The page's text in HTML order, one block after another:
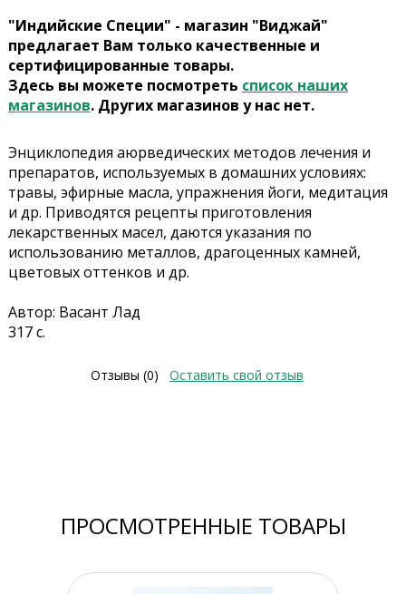
"Индийские Специи" - магазин "Виджай"
предлагает Вам только качественные и
сертифицированные товары.
Здесь вы можете посмотреть список наших
магазинов. Других магазинов у нас нет.
Энциклопедия аюрведических методов лечения и
препаратов, используемых в домашних условиях:
травы, эфирные масла, упражнения йоги, медитация
и др. Приводятся рецепты приготовления
лекарственных масел, даются указания по
использованию металлов, драгоценных камней,
цветовых оттенков и др.
Автор: Васант Лад
317 с.
Отзывы (0) Оставить свой отзыв
ПРОСМОТРЕННЫЕ ТОВАРЫ